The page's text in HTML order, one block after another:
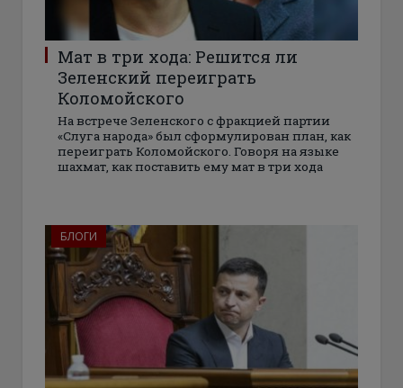
Мат в три хода: Решится ли
Зеленский переиграть
Коломойского
На встрече Зеленского с фракцией партии
«Слуга народа» был сформулирован план, как
переиграть Коломойского. Говоря на языке
шахмат, как поставить ему мат в три хода
БЛОГИ